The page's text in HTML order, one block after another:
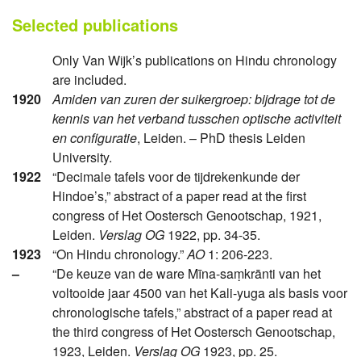
Selected publications
Only Van Wijk’s publications on Hindu chronology
are included.
1920
Amiden van zuren der suikergroep: bĳdrage tot de
kennis van het verband tusschen optische activiteit
en configuratie, Leiden. – PhD thesis Leiden
University.
1922
“Decimale tafels voor de tijdrekenkunde der
Hindoe’s,” abstract of a paper read at the first
congress of Het Oostersch Genootschap, 1921,
Leiden. Verslag OG 1922, pp. 34-35.
1923
“On Hindu chronology.”AO1: 206-223.
–
“De keuze van de ware Mīna-saṃkrānti van het
voltooide jaar 4500 van het Kali-yuga als basis voor
chronologische tafels,” abstract of a paper read at
the third congress of Het Oostersch Genootschap,
1923, Leiden. Verslag OG 1923, pp. 25.